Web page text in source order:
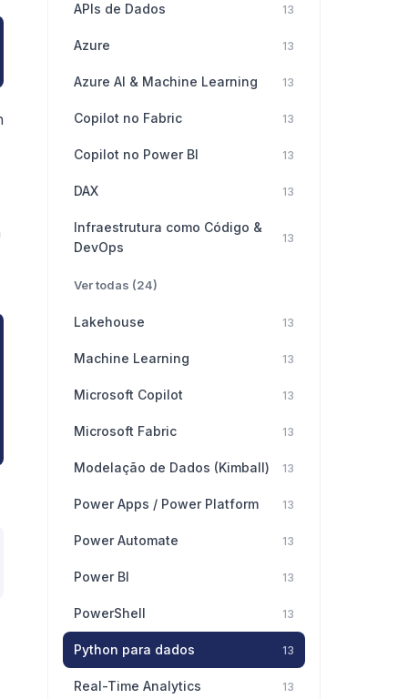
APIs de Dados 13
Azure 13
Azure AI & Machine Learning 13
Copilot no Fabric 13
Copilot no Power BI 13
DAX 13
Infraestrutura como Código &
DevOps
13
Ver todas (24)
Lakehouse 13
Machine Learning 13
Microsoft Copilot 13
Microsoft Fabric 13
Modelação de Dados (Kimball) 13
Power Apps / Power Platform 13
Power Automate 13
Power BI 13
PowerShell 13
Python para dados 13
Real-Time Analytics 13